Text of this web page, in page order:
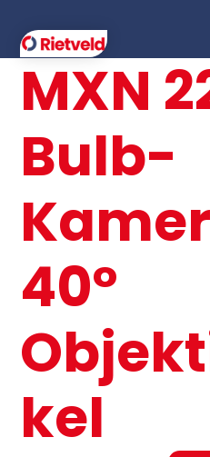
MXN
Bulb-
40°
kel